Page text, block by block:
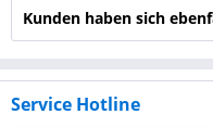
Kunden haben sich
Service Hotline